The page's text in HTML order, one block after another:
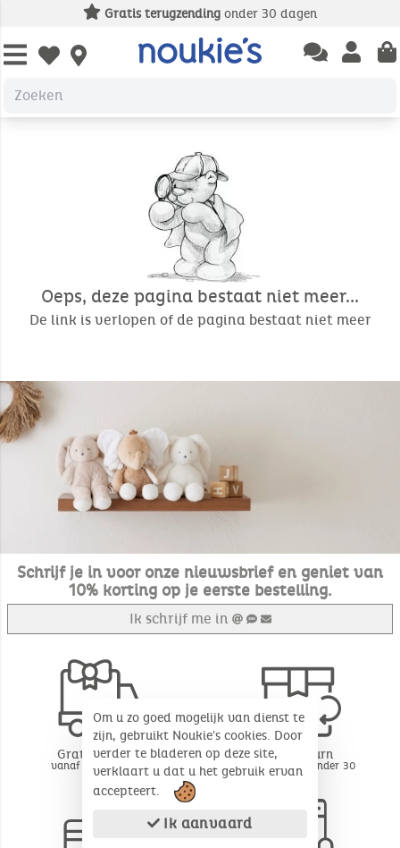
Gratis terugzending onder 30 dagen
Open wishlist Open
Open
Oeps, deze pagina bestaat niet meer...
De link is verlopen of de pagina bestaat niet meer
Schrijf je in voor onze nieuwsbrief en geniet van
10% korting op je eerste bestelling.
Ik schrijf me in
Gratis levering
vanaf 49€ aankoop
Free return
BE - FR - LU onder 30
dagen*
Om u zo goed mogelijk van dienst te
zijn, gebruikt Noukie's cookies. Door
verder te bladeren op deze site,
verklaart u dat u het gebruik ervan
accepteert.
Ik aanvaard